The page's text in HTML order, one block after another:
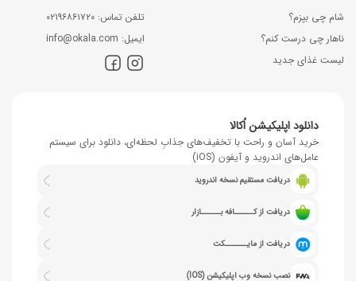
شام چی بپزم؟
ناهار چی درست کنم؟
لیست غذای جدید
ﺗﻠﻔﻦ ﺗﻤﺎس: ۰۲۱۹۶۸۶۱۷۲۰
اﯾﻤﯿﻞ: info@okala.com
دانلود اپلیکیشن اُکالا
خرید آسان و راحت با تخفیف‌های جذابِ لحظه‌ای، دانلود برای سیستم
عامل‌های اندروید و آیفون (iOS)
دریافت مستقیم نسخه اندروید
دریافت از کــــــافه بــــــازار
دریافت از مایـــــــکت
نصب نسخه وب اپلیکیشن (IOS)